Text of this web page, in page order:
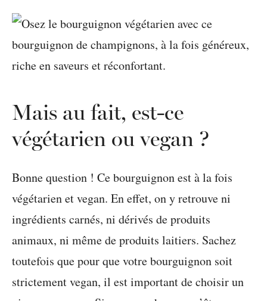
Mais au fait, est-ce
végétarien ou vegan ?
Bonne question ! Ce bourguignon est à la fois
végétarien et vegan. En effet, on y retrouve ni
ingrédients carnés, ni dérivés de produits
animaux, ni même de produits laitiers. Sachez
toutefois que pour que votre bourguignon soit
strictement vegan, il est important de choisir un